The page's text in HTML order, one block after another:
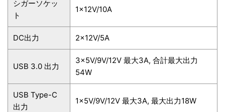
シガーソケッ
ト
1×12V/10A
DC出力 2×12V/5A
USB 3.0 出力
3×5V/9V/12V 最大3A, 合計最大出力
54W
USB Type-C
出力
1×5V/9V/12V 最大3A, 最大出力18W